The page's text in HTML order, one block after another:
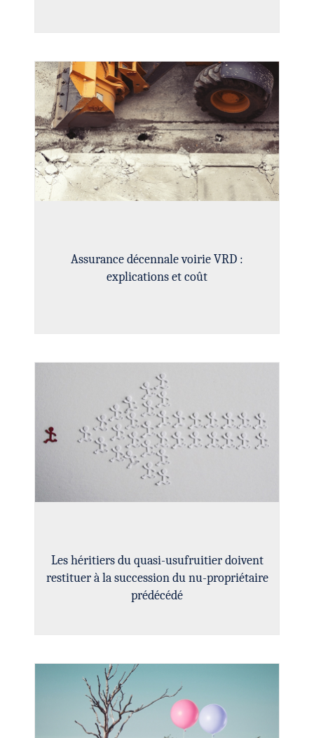
Assurance décennale voirie VRD :
explications et coût
Les héritiers du quasi-usufruitier doivent
restituer à la succession du nu-propriétaire
prédécédé